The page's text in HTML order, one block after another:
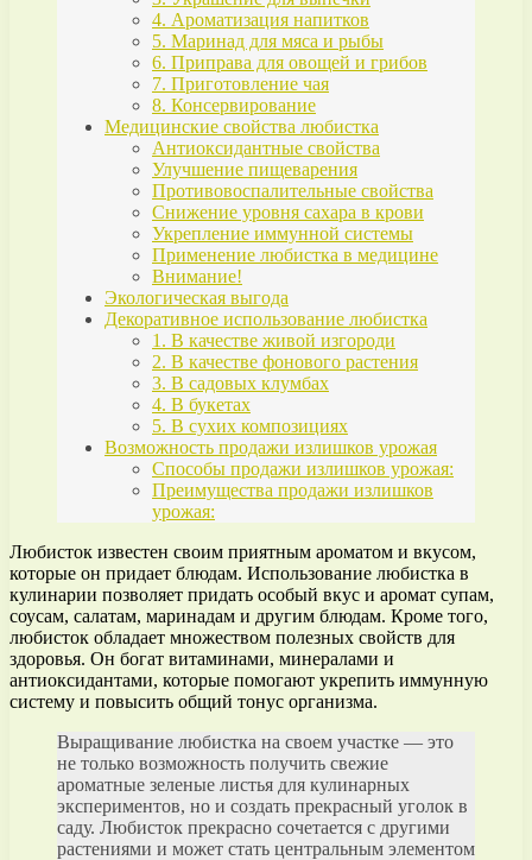
4. Ароматизация напитков
5. Маринад для мяса и рыбы
6. Приправа для овощей и грибов
7. Приготовление чая
8. Консервирование
Медицинские свойства любистка
Антиоксидантные свойства
Улучшение пищеварения
Противовоспалительные свойства
Снижение уровня сахара в крови
Укрепление иммунной системы
Применение любистка в медицине
Внимание!
Экологическая выгода
Декоративное использование любистка
1. В качестве живой изгороди
2. В качестве фонового растения
3. В садовых клумбах
4. В букетах
5. В сухих композициях
Возможность продажи излишков урожая
Способы продажи излишков урожая:
Преимущества продажи излишков
урожая:
Любисток известен своим приятным ароматом и вкусом,
которые он придает блюдам. Использование любистка в
кулинарии позволяет придать особый вкус и аромат супам,
соусам, салатам, маринадам и другим блюдам. Кроме того,
любисток обладает множеством полезных свойств для
здоровья. Он богат витаминами, минералами и
антиоксидантами, которые помогают укрепить иммунную
систему и повысить общий тонус организма.
Выращивание любистка на своем участке — это
не только возможность получить свежие
ароматные зеленые листья для кулинарных
экспериментов, но и создать прекрасный уголок в
саду. Любисток прекрасно сочетается с другими
растениями и может стать центральным элементом